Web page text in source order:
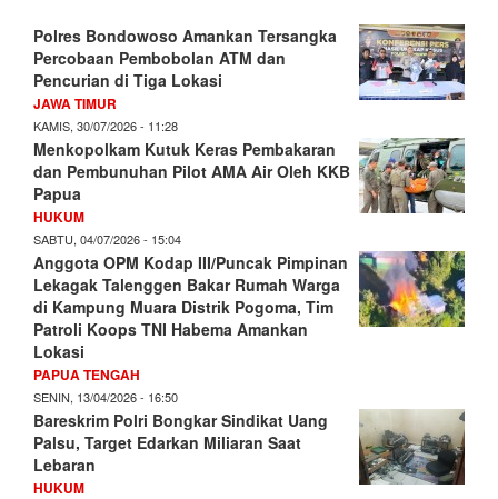
Polres Bondowoso Amankan Tersangka
Percobaan Pembobolan ATM dan
Pencurian di Tiga Lokasi
JAWA TIMUR
KAMIS, 30/07/2026 - 11:28
Menkopolkam Kutuk Keras Pembakaran
dan Pembunuhan Pilot AMA Air Oleh KKB
Papua
HUKUM
SABTU, 04/07/2026 - 15:04
Anggota OPM Kodap III/Puncak Pimpinan
Lekagak Talenggen Bakar Rumah Warga
di Kampung Muara Distrik Pogoma, Tim
Patroli Koops TNI Habema Amankan
Lokasi
PAPUA TENGAH
SENIN, 13/04/2026 - 16:50
Bareskrim Polri Bongkar Sindikat Uang
Palsu, Target Edarkan Miliaran Saat
Lebaran
HUKUM